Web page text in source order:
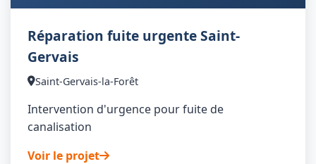
Réparation fuite urgente Saint-
Gervais
Saint-Gervais-la-Forêt
Intervention d'urgence pour fuite de
canalisation
Voir le projet